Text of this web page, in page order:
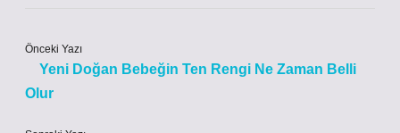
Önceki Yazı
Yeni Doğan Bebeğin Ten Rengi Ne Zaman Belli
Olur